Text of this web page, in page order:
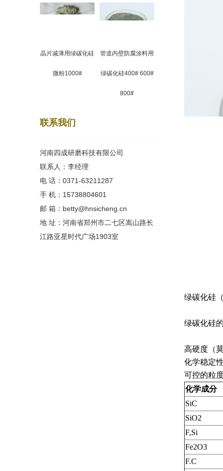
晶片减薄用绿碳化硅
微粉1000#
管道内壁防腐涂料用
绿碳化硅400# 600#
800#
联系我们
河南四成研磨科技有限公司
联系人：李经理
电 话：0371-63211287
手 机：15738804601
邮 箱：betty@hnsicheng.cn
地 址：河南省郑州市二七区嵩山路长
江路亚星时代广场1903室
绿碳化硅
绿碳化硅
高硬度（
化学稳定
可控的粒
化学成分
SiC
SiO2
F,Si
Fe2O3
F.C